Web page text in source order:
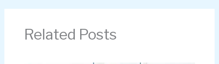
Related Posts